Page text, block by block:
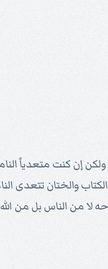
إن كنت متعدياً
والختان تتعدى
لا من الناس بل من